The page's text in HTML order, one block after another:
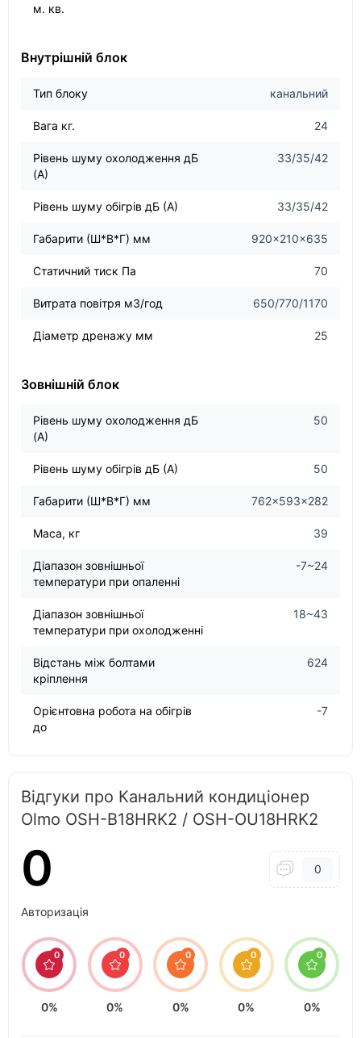
м. кв.
Внутрішній блок
Тип блоку канальний
Вага кг. 24
Рівень шуму охолодження дБ
(А)
33/35/42
Рівень шуму обігрів дБ (А) 33/35/42
Габарити (Ш*В*Г) мм 920×210×635
Статичний тиск Па 70
Витрата повітря м3/год 650/770/1170
Діаметр дренажу мм 25
Зовнішній блок
Рівень шуму охолодження дБ
(А)
50
Рівень шуму обігрів дБ (А) 50
Габарити (Ш*В*Г) мм 762×593×282
Маса, кг 39
Діапазон зовнішньої
температури при опаленні
-7~24
Діапазон зовнішньої
температури при охолодженні
18~43
Відстань між болтами
кріплення
624
Орієнтовна робота на обігрів
до
-7
Відгуки про Канальний кондиціонер
Olmo OSH-B18HRK2 / OSH-OU18HRK2
0 0
Авторизація
0
0%
0
0%
0
0%
0
0%
0
0%